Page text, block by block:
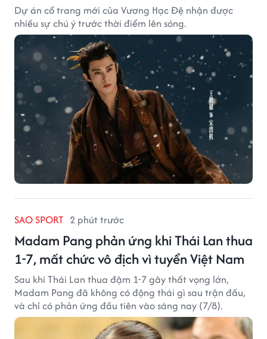
Dự án cổ trang mới của Vương Hạc Đệ nhận được
nhiều sự chú ý trước thời điểm lên sóng.
SAO SPORT 2 phút trước
Madam Pang phản ứng khi Thái Lan thua
1-7, mất chức vô địch vì tuyển Việt Nam
Sau khi Thái Lan thua đậm 1-7 gây thất vọng lớn,
Madam Pang đã không có động thái gì sau trận đấu,
và chỉ có phản ứng đầu tiên vào sáng nay (7/8).